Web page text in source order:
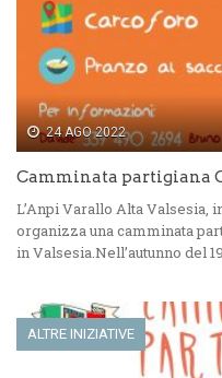
24 AGO 2022
Camminata partigiana
L’Anpi Varallo Alta Valsesia,
organizza una camminata
in Valsesia.Nell’autunno del
ALTRE INIZIATIVE